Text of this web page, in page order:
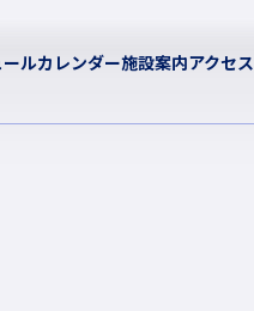
ルカレンダー施設案内アクセス